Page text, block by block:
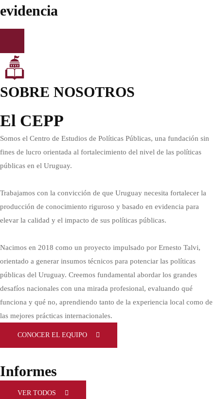
evidencia
SOBRE NOSOTROS
El CEPP
Somos el Centro de Estudios de Políticas Públicas, una fundación sin
fines de lucro orientada al fortalecimiento del nivel de las políticas
públicas en el Uruguay.
Trabajamos con la convicción de que Uruguay necesita fortalecer la
producción de conocimiento riguroso y basado en evidencia para
elevar la calidad y el impacto de sus políticas públicas.
Nacimos en 2018 como un proyecto impulsado por Ernesto Talvi,
orientado a generar insumos técnicos para potenciar las políticas
públicas del Uruguay. Creemos fundamental abordar los grandes
desafíos nacionales con una mirada profesional, evaluando qué
funciona y qué no, aprendiendo tanto de la experiencia local como de
las mejores prácticas internacionales.
CONOCER EL EQUIPO
Informes
VER TODOS